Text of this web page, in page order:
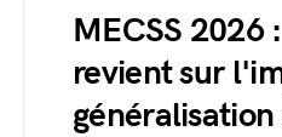
MECSS 2026
revient sur
généralisation